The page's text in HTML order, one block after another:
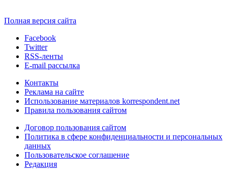
Полная версия сайта
Facebook
Twitter
RSS-ленты
E-mail рассылка
Контакты
Реклама на сайте
Использование материалов korrespondent.net
Правила пользования сайтом
Договор пользования сайтом
Политика в сфере конфиденциальности и персональных
данных
Пользовательское соглашение
Редакция